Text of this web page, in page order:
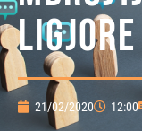
LIGJORE
21/02/2020 12:00